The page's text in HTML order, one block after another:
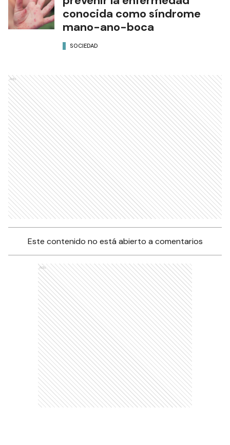
conocida como síndrome
mano-ano-boca
SOCIEDAD
Ads
Este contenido no está abierto a comentarios
Ads